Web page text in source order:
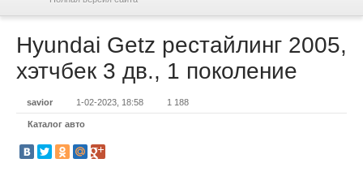
Hyundai Getz рестайлинг 2005,
хэтчбек 3 дв., 1 поколение
savior 1-02-2023, 18:58 1 188
Каталог авто